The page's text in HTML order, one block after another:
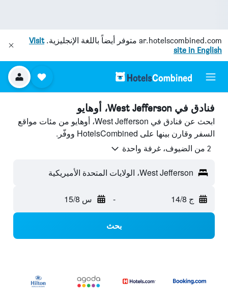
ar.hotelscombined.com متوفر أيضاً باللغة الإنجليزية.Visit
site in English
فنادق في West Jefferson، أوهايو
ابحث عن فنادق في West Jefferson، أوهايو من مئات مواقع
السفر وقارن بينها على HotelsCombined ووفّر.
2 من الضيوف، غرفة واحدة
West Jefferson، الولايات المتحدة الأميريكية
ج 14/8 - س 15/8
بحث